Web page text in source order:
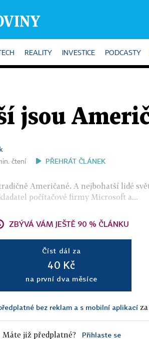
TECH REALITY INVESTICE PODCASTY
jsou
čtení PŘEHRÁT ČLÁNEK
Američané. A nejbohatší lidé
počítačové firmy Microsoft a...
ZBÝVÁ VÁM JEŠTĚ 90 % ČLÁNKU
Číst dál za
40 Kč
na první dva měsíce
bez reklam a s mobilní aplikací
Máte již předplatné? Přihlaste se